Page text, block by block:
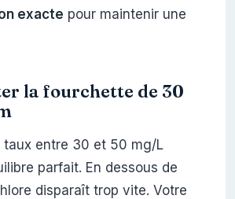
exacte pour maintenir une
la fourchette de 30
taux entre 30 et 50 mg/L
parfait. En dessous de
disparaît trop vite. Votre